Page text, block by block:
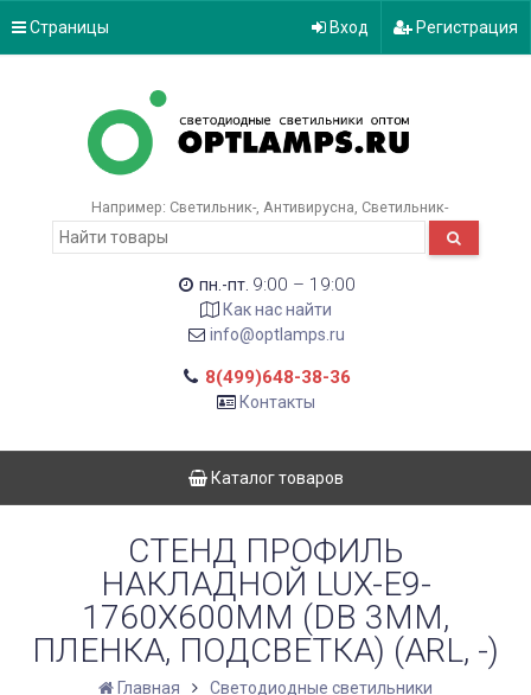
Страницы Вход Регистрация
Например: Светильник- Антивирусна Светильник-
пн.-пт. 9:00 – 19:00
Как нас найти
info@optlamps.ru
8(499)648-38-36
Контакты
Каталог товаров
СТЕНД ПРОФИЛЬ
НАКЛАДНОЙ LUX-E9-
1760X600MM (DB 3ММ,
ПЛЕНКА, ПОДСВЕТКА) (ARL, -)
Главная
Светодиодные светильники